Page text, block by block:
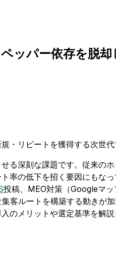
ッパー依存を脱
る深刻な課題です。従来の
の低下を招く要因にもな
投稿、MEO対策（Googleマ
客ルートを構築する動きが
のメリットや選定基準を解説